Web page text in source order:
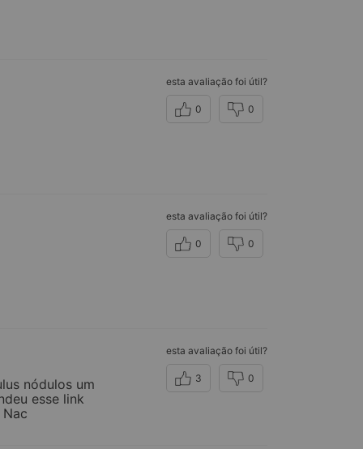
esta avaliação foi útil?
0 0
esta avaliação foi útil?
0 0
nódulos um
esse link
esta avaliação foi útil?
3 0